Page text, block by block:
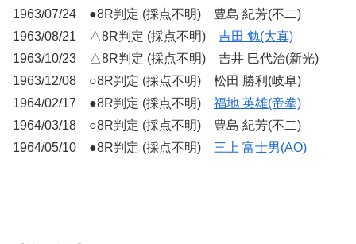
1963/07/24 ●8R判定 (採点不明) 豊島 紀芳(不二)
1963/08/21 △8R判定 (採点不明) 吉田 勉(大真)
1963/10/23 △8R判定 (採点不明) 吉井 巳代治(新光)
1963/12/08 ○8R判定 (採点不明) 松田 勝利(岐阜)
1964/02/17 ●8R判定 (採点不明) 福地 英雄(帝拳)
1964/03/18 ○8R判定 (採点不明) 豊島 紀芳(不二)
1964/05/10 ●8R判定 (採点不明) 三上 富士男(AO)